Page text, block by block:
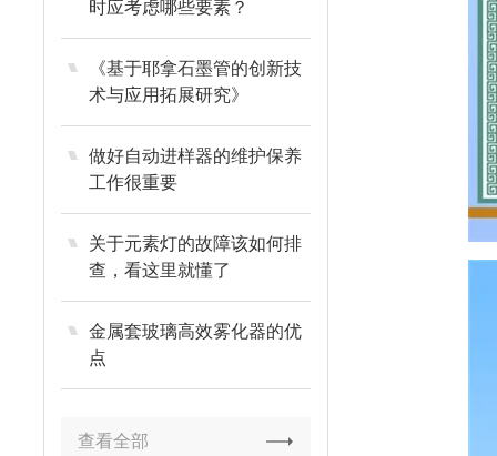
时应考虑哪些要素？
《基于耶拿石墨管的创新技
术与应用拓展研究》
做好自动进样器的维护保养
工作很重要
关于元素灯的故障该如何排
查，看这里就懂了
金属套玻璃高效雾化器的优
点
查看全部